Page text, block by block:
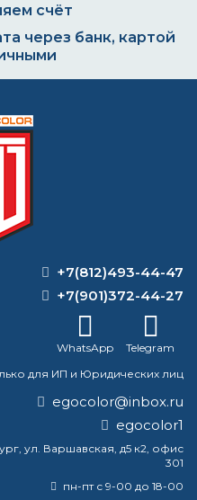
через банк, картой
транспортной
ОТВЕТ
растворитель
растворяет
без
+7(812)493-44-47
+7(901)372-44-27
WhatsApp
Telegram
для ИП и Юридических лиц
egocolor@inbox.ru
egocolor1
ул. Варшавская, д5 к2, офис
301
пн-пт с 9-00 до 18-00